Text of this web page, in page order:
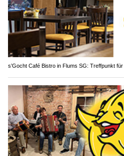
s’Gocht Café Bistro in Flums SG: Treffpunkt